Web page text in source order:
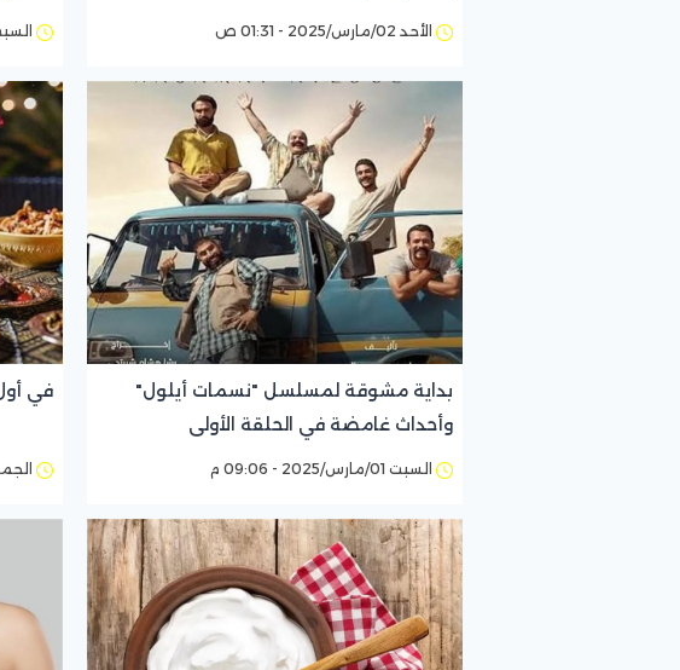
الأحد 02/مارس/2025 - 01:31 ص السبت 01/مارس/
بداية مشوقة لمسلسل "نسمات أيلول"
وأحداث غامضة في الحلقة الأولى
السبت 01/مارس/2025 - 09:06 م
في
الجمعة 28/